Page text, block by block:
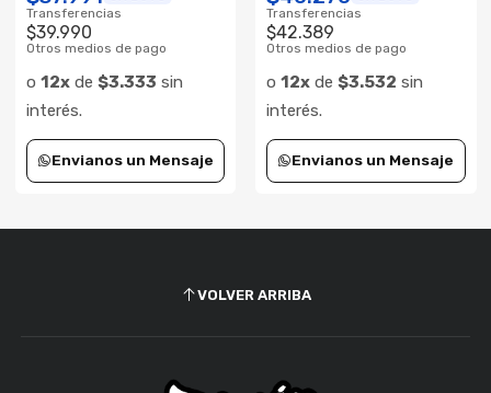
Transferencias
$39.990
Otros medios de pago
o 12xde $3.333 sin
interés.
Envianos un Mensaje
Transferencias
$42.389
Otros medios de pago
o 12x de $3.532 sin
interés.
Envianos un Mensaje
VOLVER ARRIBA